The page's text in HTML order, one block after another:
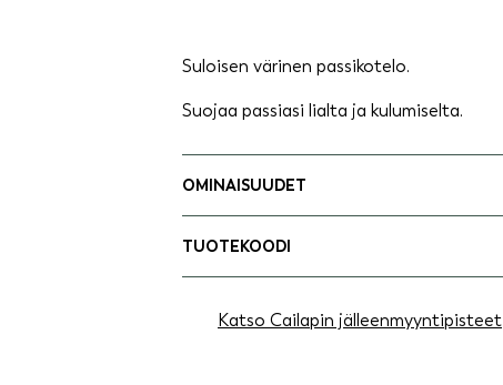
Suloisen värinen passikotelo.
Suojaa passiasi lialta ja kulumiselta.
OMINAISUUDET
TUOTEKOODI
Katso Cailapin jälleenmyyntipisteet